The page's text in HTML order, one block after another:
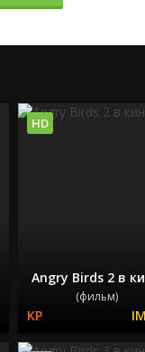
Angry Birds 2 в
(фильм)
HD